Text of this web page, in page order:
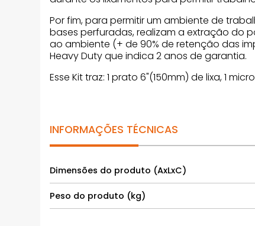
Por fim, para permitir um ambiente de
bases perfuradas, realizam a extração do
ao ambiente (+ de 90% de retenção das
Heavy Duty que indica 2 anos de garantia.
Esse Kit traz: 1 prato 6"(150mm) de lixa, 1
INFORMAÇÕES TÉCNICAS
Dimensões do produto (AxLxC)
Peso do produto (kg)